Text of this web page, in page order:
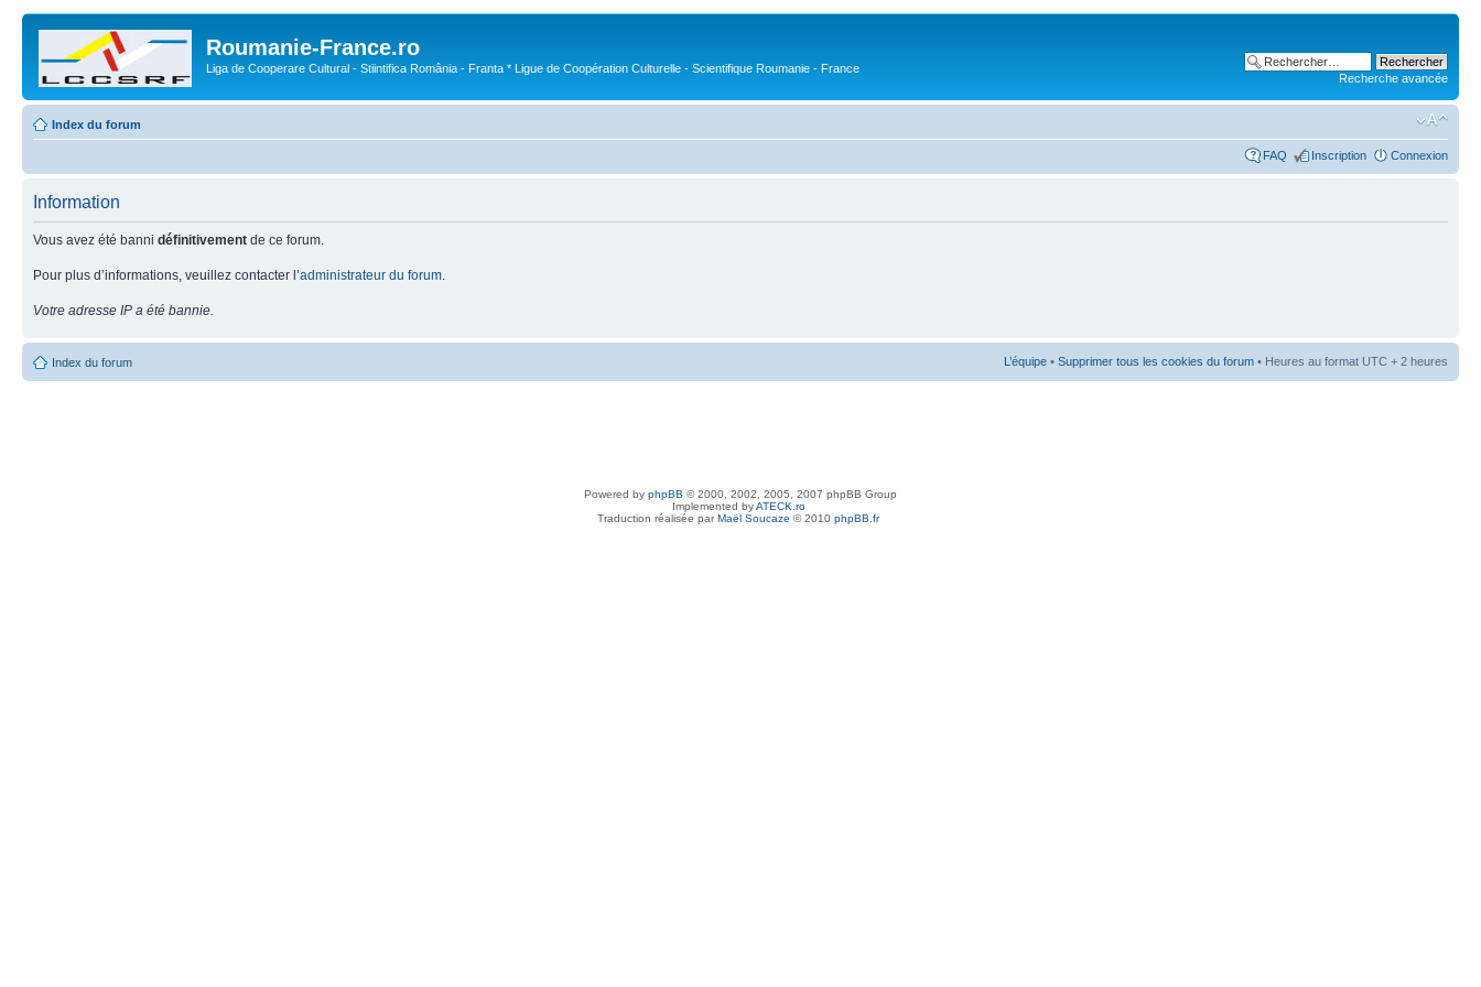
Roumanie-France.ro
Liga de Cooperare Cultural - Stiintifica România - Franta * Ligue de Coopération Culturelle - Scientifique Roumanie - France
Recherche avancée
Index du forum
FAQ Inscription Connexion
Information
Vous avez été banni définitivement de ce forum.
Pour plus d’informations, veuillez contacter l’administrateur du forum
Votre adresse IP a été bannie.
Index du forum L’équipe • Supprimer tous les cookies du forum • Heures au format UTC + 2 heures
Powered by phpBB © 2000, 2002, 2005, 2007 phpBB Group
Implemented byATECK.ro
Traduction réalisée parMaël Soucaze © 2010 phpBB.fr